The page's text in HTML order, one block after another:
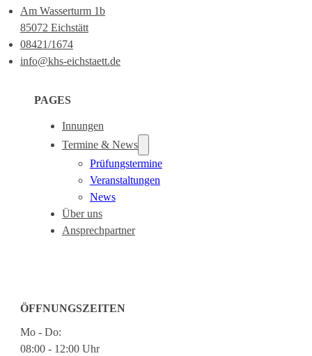
Am Wasserturm 1b
85072 Eichstätt
08421/1674
info@khs-eichstaett.de
PAGES
Innungen
Termine & News
Prüfungstermine
Veranstaltungen
News
Über uns
Ansprechpartner
ÖFFNUNGSZEITEN
Mo - Do:
08:00 - 12:00 Uhr